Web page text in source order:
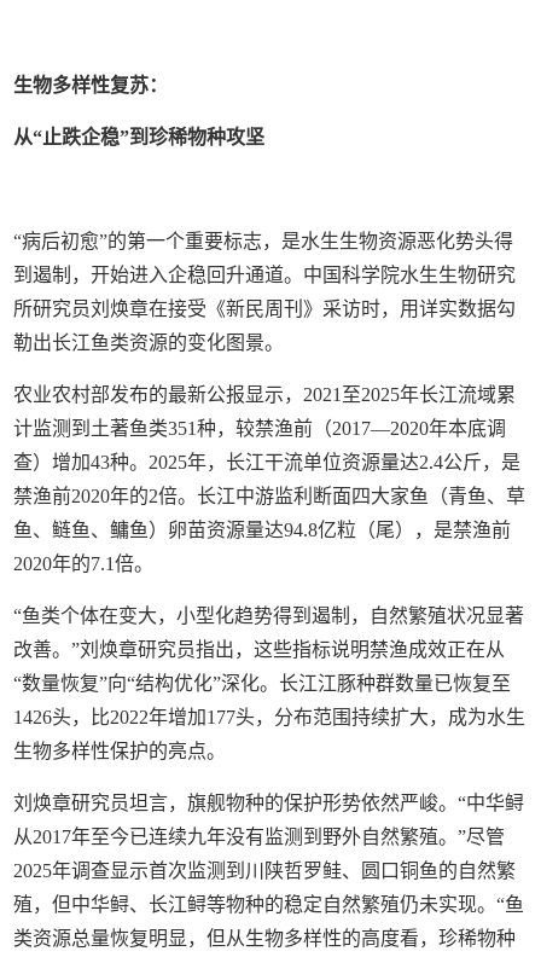
生物多样性复苏：
从“止跌企稳”到珍稀物种攻坚
“病后初愈”的第一个重要标志，是水生生物资源恶化势头得
到遏制，开始进入企稳回升通道。中国科学院水生生物研究
所研究员刘焕章在接受《新民周刊》采访时，用详实数据勾
勒出长江鱼类资源的变化图景。
农业农村部发布的最新公报显示，2021至2025年长江流域累
计监测到土著鱼类351种，较禁渔前（2017—2020年本底调
查）增加43种。2025年，长江干流单位资源量达2.4公斤，是
禁渔前2020年的2倍。长江中游监利断面四大家鱼（青鱼、草
鱼、鲢鱼、鳙鱼）卵苗资源量达94.8亿粒（尾），是禁渔前
2020年的7.1倍。
“鱼类个体在变大，小型化趋势得到遏制，自然繁殖状况显著
改善。”刘焕章研究员指出，这些指标说明禁渔成效正在从
“数量恢复”向“结构优化”深化。长江江豚种群数量已恢复至
1426头，比2022年增加177头，分布范围持续扩大，成为水生
生物多样性保护的亮点。
刘焕章研究员坦言，旗舰物种的保护形势依然严峻。“中华鲟
从2017年至今已连续九年没有监测到野外自然繁殖。”尽管
2025年调查显示首次监测到川陕哲罗鲑、圆口铜鱼的自然繁
殖，但中华鲟、长江鲟等物种的稳定自然繁殖仍未实现。“鱼
类资源总量恢复明显，但从生物多样性的高度看，珍稀物种